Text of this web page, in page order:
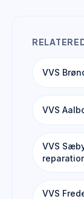
VVS
VVS
VVS
VVS